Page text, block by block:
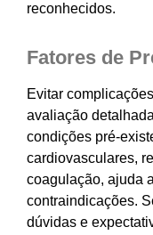
reconhecidos.
Fatores de
Evitar
avaliação
condições pré-
cardiovasculares,
coagulação, ajuda
contraindicações.
dúvidas e